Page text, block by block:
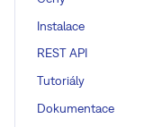
Instalace
REST API
Tutoriály
Dokumentace